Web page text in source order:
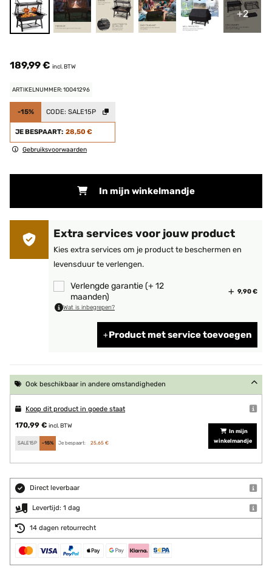
+2
189,99 € incl. BTW
ARTIKELNUMMER: 10041296
-15% CODE: SALE15P
JE BESPAART: 28,50 €
Gebruiksvoorwaarden
In mijn winkelmandje
Extra services voor jouw product
Kies extra services om je product te beschermen en
levensduur te verlengen.
Verlengde garantie (+ 12
maanden)
9,90 €
Wat is inbegrepen?
Product met service toevoegen
Ook beschikbaar in andere omstandigheden
Koop dit product in goede staat
170,99 € incl. BTW
SALE15P -15% Je bespaart: 25,65 €
In mijn
winkelmandje
Direct leverbaar
Levertijd: 1 dag
14 dagen retourrecht